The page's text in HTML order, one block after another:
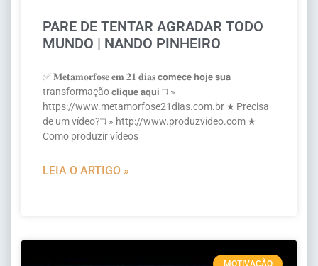
PARE DE TENTAR AGRADAR TODO
MUNDO | NANDO PINHEIRO
✅ 𝐌𝐞𝐭𝐚𝐦𝐨𝐫𝐟𝐨𝐬𝐞 𝐞𝐦 𝟐𝟏 𝐝𝐢𝐚𝐬 𝗰𝗼𝗺𝗲𝗰𝗲 𝗵𝗼𝗷𝗲 𝘀𝘂𝗮
transformação 𝗰𝗹𝗶𝗾𝘂𝗲 𝗮𝗾𝘂𝗶 ↴ »
https://www.metamorfose21dias.com.br ★ Precisa
de um vídeo?↴ » http://www.produzvideo.com ★
Como produzir vídeos
LEIA O ARTIGO »
MOTIVAÇÃO